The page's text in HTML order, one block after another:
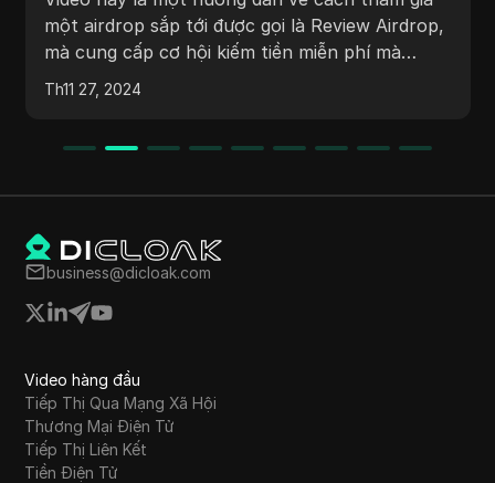
chương trình thảo luận về việc kênh trở lại sau
khi bị cấm trên YouTube, sự kiểm duyệt trong
không gian tiền điện tử, tiềm năng phát triển
trên thị trường tiền điện tử, các sự kiện sắp
Gman tiết lộ 400 triệu đồng Bitcoin đang nắm
Th12 04, 2024
business@dicloak.com
Video hàng đầu
Tiếp Thị Qua Mạng Xã Hội
Thương Mại Điện Tử
Tiếp Thị Liên Kết
Tiền Điện Tử